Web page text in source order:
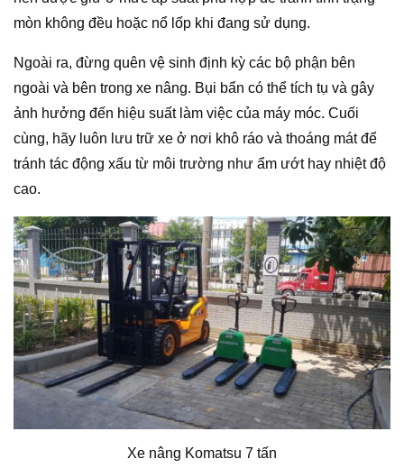
mòn không đều hoặc nổ lốp khi đang sử dụng.
Ngoài ra, đừng quên vệ sinh định kỳ các bộ phận bên
ngoài và bên trong xe nâng. Bụi bẩn có thể tích tụ và gây
ảnh hưởng đến hiệu suất làm việc của máy móc. Cuối
cùng, hãy luôn lưu trữ xe ở nơi khô ráo và thoáng mát để
tránh tác động xấu từ môi trường như ẩm ướt hay nhiệt độ
cao.
Xe nâng Komatsu 7 tấn